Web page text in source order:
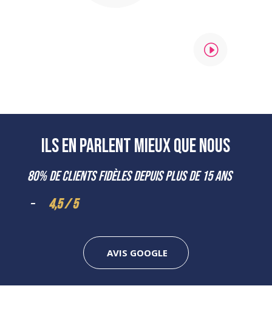
Ils en parlent mieux que nous
80% de clients fidèles depuis plus de 15 ans
–
4,5 / 5
AVIS GOOGLE